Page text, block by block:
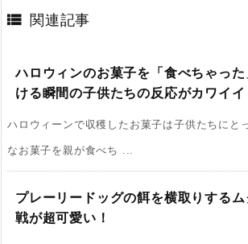
 関連記事
ハロウィンのお菓子を「食べちゃった
ける瞬間の子供たちの反応がカワイイ
ハロウィーンで収穫したお菓子は子供たちにと
なお菓子を親が食べち ...
プレーリードッグの餌を横取りする
戦が超可愛い！